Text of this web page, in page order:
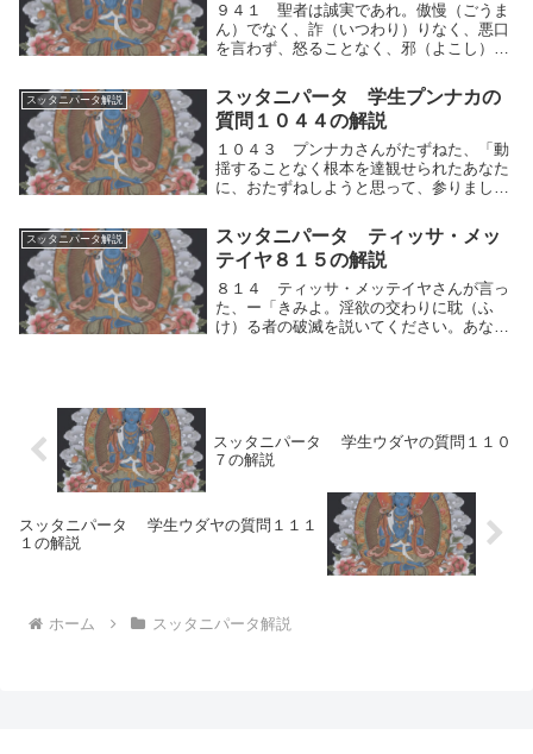
９４１ 聖者は誠実であれ。傲慢（ごうま
ん）でなく、詐（いつわり）りなく、悪口
を言わず、怒ることなく、邪（よこし）ま
よ。聖者は中道に基づき誠実であれ。人間
的思考の運動（快⇔不快）がもたらすよう
な両極端を掴...
スッタニパータ解説
スッタニパータ 学生プンナカの
質問１０４４の解説
１０４３ プンナカさんがたずねた、「動
揺することなく根本を達観せられたあなた
に、おたずねしようと思って、参りまし
何の故にこの世で盛んに神々に犠牲を捧
（ささ）げたのですか？先生！あなたにお
たずねします。そ...
スッタニパータ解説
スッタニパータ ティッサ・メッ
テイヤ８１５の解説
８１４ ティッサ・メッテイヤさんが言っ
た、ー「きみよ。淫欲の交わりに耽（ふ
け）る者の破滅を説いてください。あなた
スッタニパータ 学生ウダヤの質問１１０
７の解説
スッタニパータ 学生ウダヤの質問１１１
１の解説
ホーム スッタニパータ解説